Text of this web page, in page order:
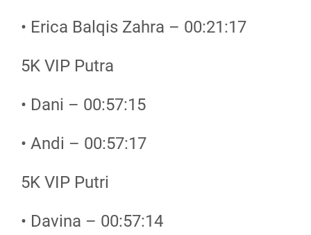
• Erica Balqis Zahra – 00:21:17
5K VIP Putra
• Dani – 00:57:15
• Andi – 00:57:17
5K VIP Putri
• Davina – 00:57:14